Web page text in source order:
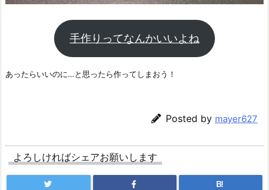
手作りってなんかいいよね
あったらいいのに…と思ったら作ってしまおう！
Posted by mayer627
よろしければシェアお願いします
B!